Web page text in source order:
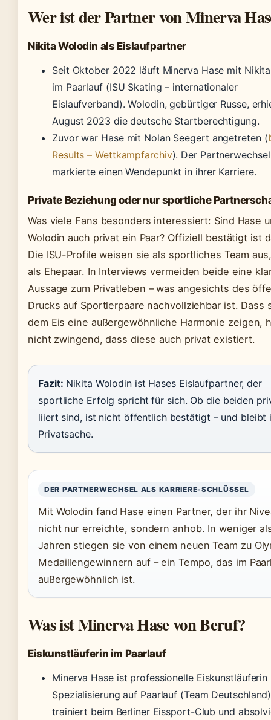
Wer ist der Partner von Minerva
Nikita Wolodin als Eislaufpartner
Seit Oktober 2022 läuft Minerva Hase mit
im Paarlauf (ISU Skating – internationaler
Eislaufverband). Wolodin, gebürtiger Russe,
August 2023 die deutsche Startberechtigung.
Zuvor war Hase mit Nolan Seegert angetreten (
Results – Wettkampfarchiv). Der Partnerwechsel
markierte einen Wendepunkt in ihrer Karriere.
Private Beziehung oder nur sportliche
Was viele Fans besonders interessiert: Sind Hase
Wolodin auch privat ein Paar? Offiziell bestätigt ist
Die ISU-Profile weisen sie als sportliches Team
als Ehepaar. In Interviews vermeiden beide eine
Aussage zum Privatleben – was angesichts des
Drucks auf Sportlerpaare nachvollziehbar ist. Dass
dem Eis eine außergewöhnliche Harmonie zeigen,
nicht zwingend, dass diese auch privat existiert.
Fazit: Nikita Wolodin ist Hases Eislaufpartner, der
sportliche Erfolg spricht für sich. Ob die beiden
liiert sind, ist nicht öffentlich bestätigt – und bleibt
Privatsache.
DER PARTNERWECHSEL ALS KARRIERE-SCHLÜSSEL
Mit Wolodin fand Hase einen Partner, der ihr
nicht nur erreichte, sondern anhob. In weniger
Jahren stiegen sie von einem neuen Team zu
Medaillengewinnern auf – ein Tempo, das im
außergewöhnlich ist.
Was ist Minerva Hase von Beruf?
Eiskunstläuferin im Paarlauf
Minerva Hase ist professionelle Eiskunstläuferin
Spezialisierung auf Paarlauf (Team
trainiert beim Berliner Eissport-Club und